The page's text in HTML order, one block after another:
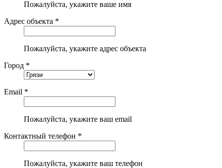
Пожалуйста, укажите ваше имя
Адрес объекта *
Пожалуйста, укажите адрес объекта
Город *
Email *
Пожалуйста, укажите ваш email
Контактный телефон *
Пожалуйста, укажите ваш телефон